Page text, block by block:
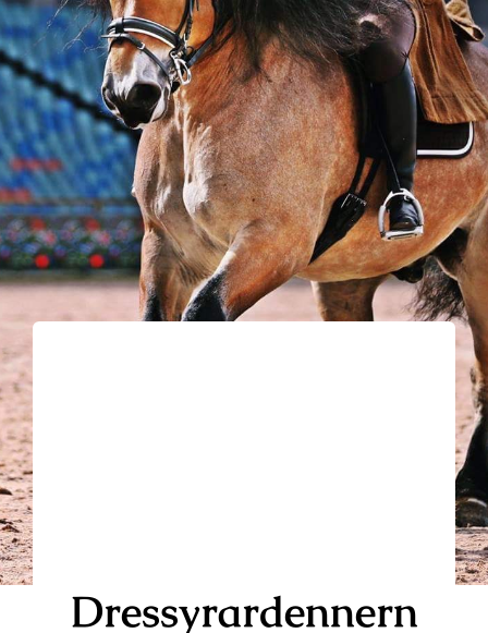
Kontakt
Dressyrardennern